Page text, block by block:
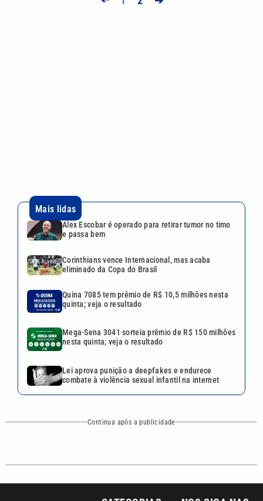
nesta quinta; veja o resultado
Lei aprova punição a deepfakes e endurece
combate à violência sexual infantil na internet
Continua após a publicidade
VTV é afiliada do
SBT na Região
CATEGORIAS
Cotidiano
Mundo Polícia
NOS SIGA NAS